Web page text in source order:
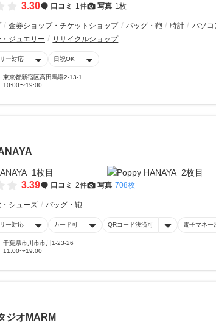
3.30 口コミ 1件 写真 1枚
金券ショップ・チケットショップ バッグ・鞄 時計 パソコ
ジュエリー
リサイクルショップ
ー対応 日祝OK
東京都新宿区高田馬場2-13-1
10:00〜19:00
3.39 口コミ 2件 写真 708枚
・シューズ バッグ・鞄
ー対応 カード可 QRコード決済可 電子マネー
千葉県市川市市川1-23-26
11:00〜19:00
ジオMARM